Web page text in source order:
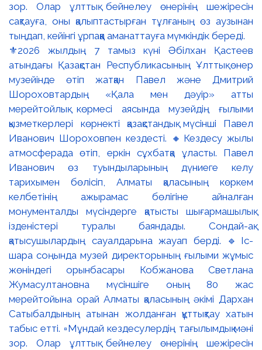
⚜️2026 жылдың 7 тамыз күні Әбілхан Қастеев
атындағы Қазақстан Республикасының Ұлттық өнер
музейінде өтіп жатқан Павел және Дмитрий
Шороховтардың «Қала мен дәуір» атты
мерейтойлық көрмесі аясында музейдің ғылыми
қызметкерлері көрнекті қазақстандық мүсінші Павел
Иванович Шороховпен кездесті. 🔸Кездесу жылы
атмосферада өтіп, еркін сұхбатқа ұласты. Павел
Иванович өз туындыларының дүниеге келу
тарихымен бөлісіп, Алматы қаласының көркем
келбетінің ажырамас бөлігіне айналған
монументалды мүсіндерге қатысты шығармашылық
ізденістері туралы баяндады. Сондай-ақ
қатысушылардың сауалдарына жауап берді. 🔹Іс-
шара соңында музей директорының ғылыми жұмыс
жөніндегі орынбасары Кобжанова Светлана
Жумасултановна мүсіншіге оның 80 жас
мерейтойына орай Алматы қаласының әкімі Дархан
Сатыбалдының атынан жолданған құттықтау хатын
табыс етті. ▫️Мұндай кездесулердің тағылымдық мәні
зор. Олар ұлттық бейнелеу өнерінің шежіресін